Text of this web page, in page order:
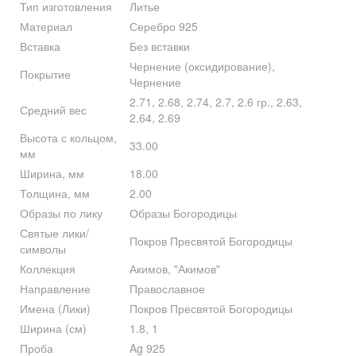
Тип изготовления
Литье
Материал
Серебро 925
Вставка
Без вставки
Покрытие
Чернение (оксидирование),
Чернение
Средний вес
2.71, 2.68, 2.74, 2.7, 2.6 гр., 2.63,
2.64, 2.69
Высота с кольцом,
мм
33.00
Ширина, мм
18.00
Толщина, мм
2.00
Образы по лику
Образы Богородицы
Святые лики/
символы
Покров Пресвятой Богородицы
Коллекция
Акимов, "Акимов"
Направление
Православное
Имена (Лики)
Покров Пресвятой Богородицы
Ширина (см)
1.8, 1
Проба
Ag 925